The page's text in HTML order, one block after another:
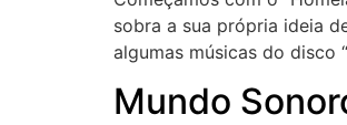
sobra a sua própria ideia
algumas músicas do disco
Mundo